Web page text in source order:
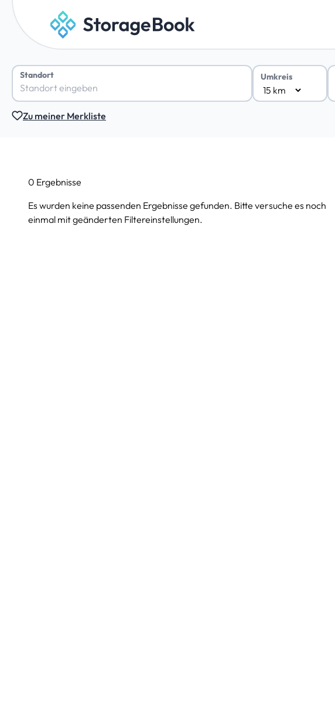
Standort Umkreis
Zu meiner Merkliste
0 Ergebnisse
Es wurden keine passenden Ergebnisse gefunden. Bitte versuche es noch
einmal mit geänderten Filtereinstellungen.